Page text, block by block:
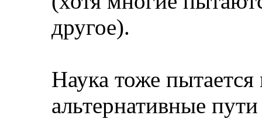
другое).
Наука тоже
альтернативные